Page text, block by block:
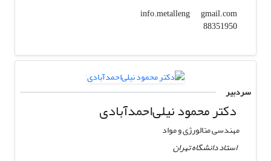
info.metalleng
gmail.com
88351950
سردبیر
دکتر محمود نیلی‌احمد‌آبادی
مهندسی متالورژی و مواد
استاد دانشگاه تهران